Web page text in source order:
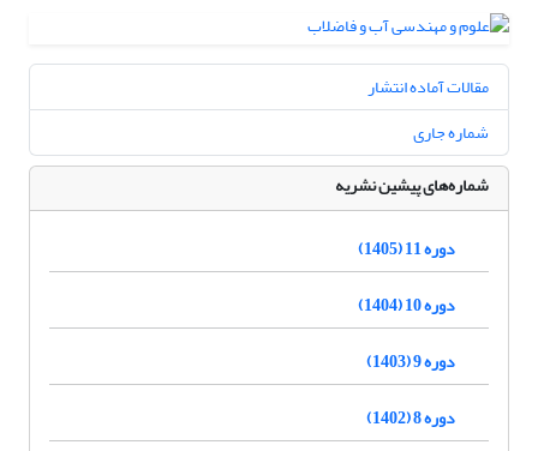
مقالات آماده انتشار
شماره جاری
شماره‌های پیشین نشریه
دوره 11 (1405)
دوره 10 (1404)
دوره 9 (1403)
دوره 8 (1402)